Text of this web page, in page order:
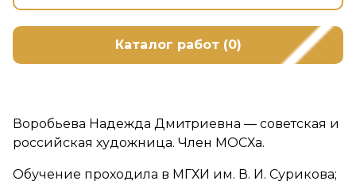
Каталог работ (0)
Воробьева Надежда Дмитриевна — советская и
российская художница. Член МОСХа.
Обучение проходила в МГХИ им. В. И. Сурикова;